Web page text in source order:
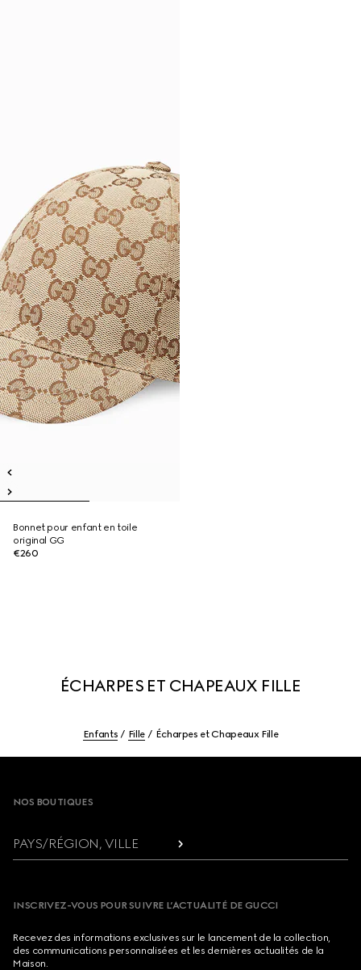
Bonnet pour enfant en toile
original GG
€260
ÉCHARPES ET CHAPEAUX FILLE
Enfants Fille Écharpes et Chapeaux Fille
NOS BOUTIQUES
PAYS/RÉGION, VILLE
INSCRIVEZ-VOUS POUR SUIVRE L’ACTUALITÉ DE GUCCI
Recevez des informations exclusives sur le lancement de la collection,
des communications personnalisées et les dernières actualités de la
Maison.